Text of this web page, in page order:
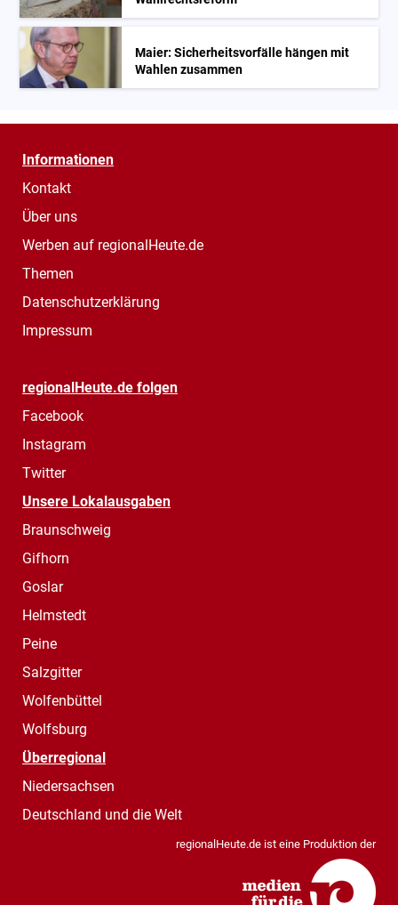
Maier: Sicherheitsvorfälle hängen mit
Wahlen zusammen
Informationen
Kontakt
Über uns
Werben auf regionalHeute.de
Themen
Datenschutzerklärung
Impressum
regionalHeute.de folgen
Facebook
Instagram
Twitter
Unsere Lokalausgaben
Braunschweig
Gifhorn
Goslar
Helmstedt
Peine
Salzgitter
Wolfenbüttel
Wolfsburg
Überregional
Niedersachsen
Deutschland und die Welt
regionalHeute.de ist eine Produktion der